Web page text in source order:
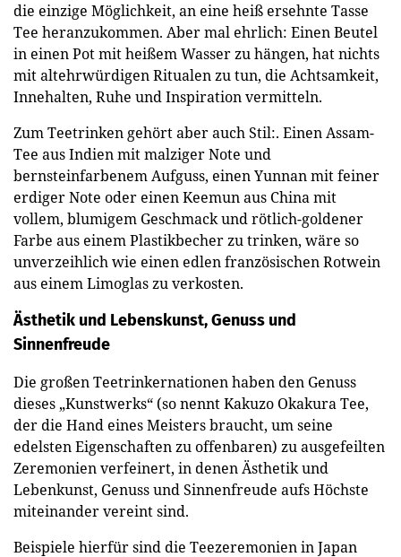
die einzige Möglichkeit, an eine heiß ersehnte Tasse
Tee heranzukommen. Aber mal ehrlich: Einen Beutel
in einen Pot mit heißem Wasser zu hängen, hat nichts
mit altehrwürdigen Ritualen zu tun, die Achtsamkeit,
Innehalten, Ruhe und Inspiration vermitteln.
Zum Teetrinken gehört aber auch Stil:. Einen Assam-
Tee aus Indien mit malziger Note und
bernsteinfarbenem Aufguss, einen Yunnan mit feiner
erdiger Note oder einen Keemun aus China mit
vollem, blumigem Geschmack und rötlich-goldener
Farbe aus einem Plastikbecher zu trinken, wäre so
unverzeihlich wie einen edlen französischen Rotwein
aus einem Limoglas zu verkosten.
Ästhetik und Lebenskunst, Genuss und
Sinnenfreude
Die großen Teetrinkernationen haben den Genuss
dieses „Kunstwerks“ (so nennt Kakuzo Okakura Tee,
der die Hand eines Meisters braucht, um seine
edelsten Eigenschaften zu offenbaren) zu ausgefeilten
Zeremonien verfeinert, in denen Ästhetik und
Lebenkunst, Genuss und Sinnenfreude aufs Höchste
miteinander vereint sind.
Beispiele hierfür sind die Teezeremonien in Japan